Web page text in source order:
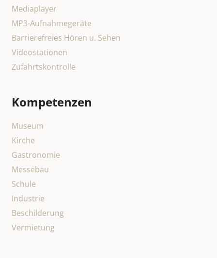
Mediaplayer
MP3-Aufnahmegeräte
Barrierefreies Hören u. Sehen
Videostationen
Zufahrtskontrolle
Kompetenzen
Museum
Kirche
Gastronomie
Messebau
Schule
Industrie
Beschilderung
Vermietung